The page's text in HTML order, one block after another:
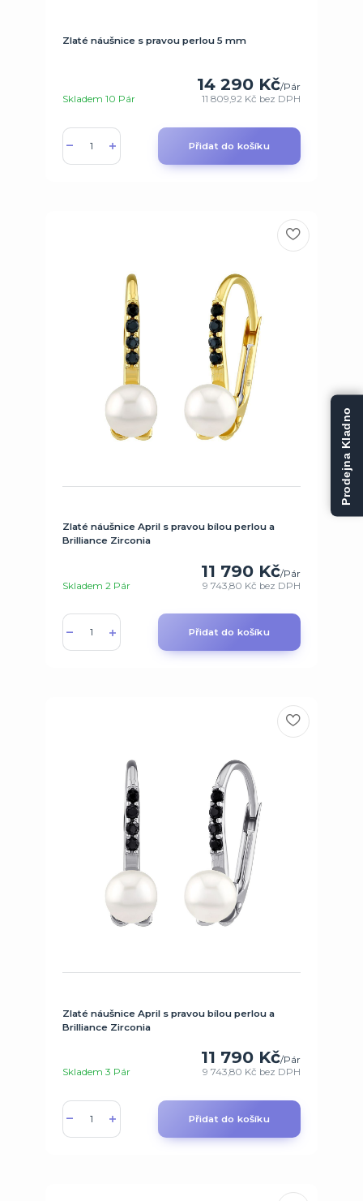
Zlaté náušnice s pravou perlou 5 mm
14 290 Kč/Pár
11 809,92 Kč bez DPH
Skladem 10 Pár
Přidat do košíku
Zlaté náušnice April s pravou bílou perlou a
Brilliance Zirconia
11 790 Kč/Pár
9 743,80 Kč bez DPH
Skladem 2 Pár
Přidat do košíku
Zlaté náušnice April s pravou bílou perlou a
Brilliance Zirconia
11 790 Kč/Pár
9 743,80 Kč bez DPH
Skladem 3 Pár
Přidat do košíku
Prodejna Kladno